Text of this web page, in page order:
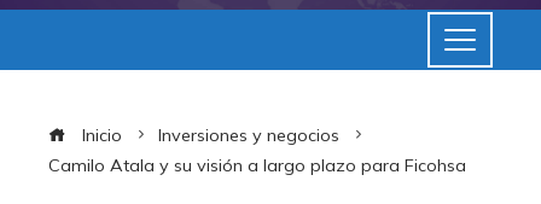
Inicio
Inversiones y negocios
Camilo Atala y su visión a largo plazo para Ficohsa